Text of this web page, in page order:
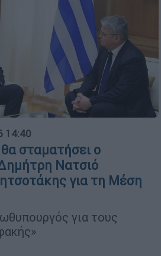
14:40
σταματήσει ο
Νατσιό
για τη Μέση
για τους